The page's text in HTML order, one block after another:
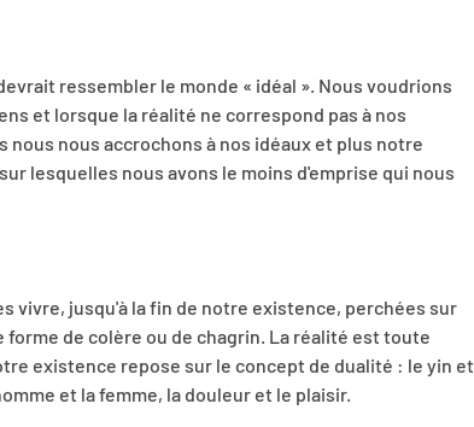
ressembler le monde « idéal ». Nous voudrions
et lorsque la réalité ne correspond pas à nos
nous accrochons à nos idéaux et plus notre
lesquelles nous avons le moins d'emprise qui nous
vivre, jusqu'à la fin de notre existence, perchées sur
de colère ou de chagrin. La réalité est toute
existence repose sur le concept de dualité : le yin et
et la femme, la douleur et le plaisir.